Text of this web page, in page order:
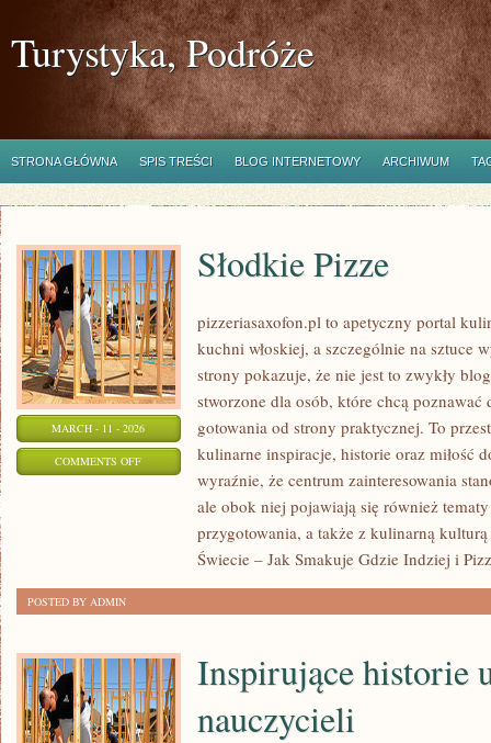
Turystyka, Podróże
STRONA GŁÓWNA SPIS TREŚCI BLOG INTERNETOWY ARCHIWUM
MARCH - 11 - 2026
COMMENTS OFFON
Słodkie Pizze
pizzeriasaxofon.pl to apetyczny portal
kuchni włoskiej, a szczególnie na sztuce
strony pokazuje, że nie jest to zwykły
stworzone dla osób, które chcą
gotowania od strony praktycznej. To
kulinarne inspiracje, historie oraz miłość
wyraźnie, że centrum zainteresowania
ale obok niej pojawiają się również
przygotowania, a także z kulinarną
Świecie – Jak Smakuje Gdzie Indziej i
POSTED BY ADMIN
Inspirujące historie
nauczycieli